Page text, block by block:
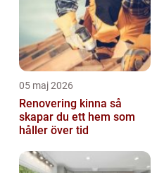
05 maj 2026
Renovering kinna så
skapar du ett hem som
håller över tid